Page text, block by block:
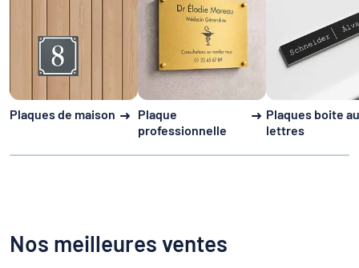
Plaques de maison
Plaque
professionnelle
Plaques boite
lettres
Nos meilleures ventes